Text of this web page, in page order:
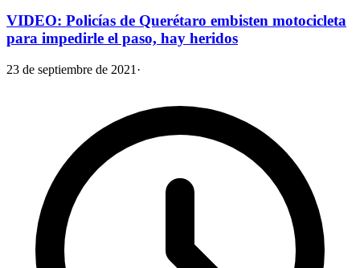
VIDEO: Policías de Querétaro embisten motocicleta
para impedirle el paso, hay heridos
23 de septiembre de 2021 ·